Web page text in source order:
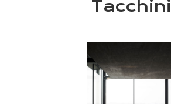
Tacchini